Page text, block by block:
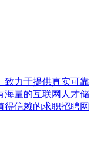
致力于提供真实可靠
海量的互联网人才储
得信赖的求职招聘网